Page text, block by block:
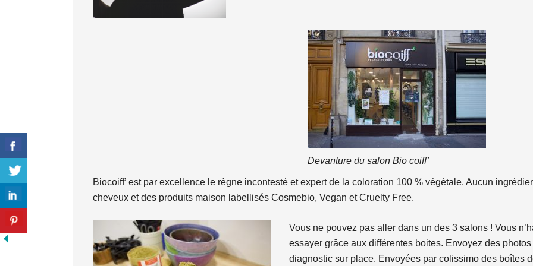
Devanture du salon Bio coiff’
Biocoiff’ est par excellence le règne incontesté et expert de la coloration 100 % végétale. Aucun
cheveux et des produits maison labellisés Cosmebio, Vegan et Cruelty Free.
Vous ne pouvez pas aller dans un des 3 salons ! Vous
essayer grâce aux différentes boites. Envoyez des
diagnostic sur place. Envoyées par colissimo des boîtes